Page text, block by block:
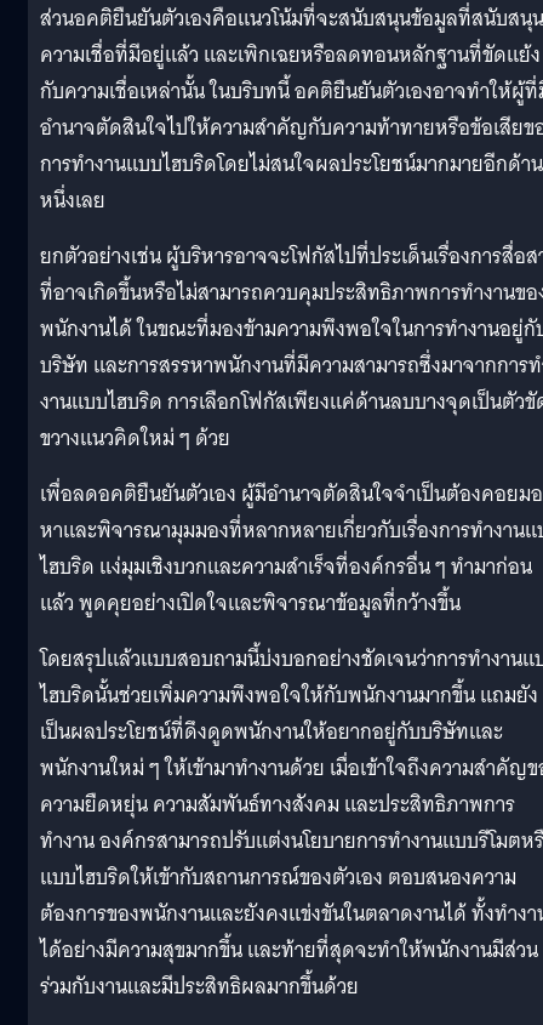
ส่วนอคติยืนยันตัวเองคือแนวโน้มที่จะสนับสนุนข้อมูลที่สนับสนุน
ความเชื่อที่มีอยู่แล้ว และเพิกเฉยหรือลดทอนหลักฐานที่ขัดแย้ง
กับความเชื่อเหล่านั้น ในบริบทนี้ อคติยืนยันตัวเองอาจทำให้ผู้
อำนาจตัดสินใจไปให้ความสำคัญกับความท้าทายหรือข้อเสียข
การทำงานแบบไฮบริดโดยไม่สนใจผลประโยชน์มากมายอีกด้าน
หนึ่งเลย
ยกตัวอย่างเช่น ผู้บริหารอาจจะโฟกัสไปที่ประเด็นเรื่องการสื่อส
ที่อาจเกิดขึ้นหรือไม่สามารถควบคุมประสิทธิภาพการทำงานขอ
พนักงานได้ ในขณะที่มองข้ามความพึงพอใจในการทำงานอยู่กั
บริษัท และการสรรหาพนักงานที่มีความสามารถซึ่งมาจากการ
งานแบบไฮบริด การเลือกโฟกัสเพียงแค่ด้านลบบางจุดเป็นตัว
ขวางแนวคิดใหม่ ๆ ด้วย
เพื่อลดอคติยืนยันตัวเอง ผู้มีอำนาจตัดสินใจจำเป็นต้องคอยม
หาและพิจารณามุมมองที่หลากหลายเกี่ยวกับเรื่องการทำงาน
ไฮบริด แง่มุมเชิงบวกและความสำเร็จที่องค์กรอื่น ๆ ทำมาก่อน
แล้ว พูดคุยอย่างเปิดใจและพิจารณาข้อมูลที่กว้างขึ้น
โดยสรุปแล้วแบบสอบถามนี้บ่งบอกอย่างชัดเจนว่าการทำงานแ
ไฮบริดนั้นช่วยเพิ่มความพึงพอใจให้กับพนักงานมากขึ้น แถมยัง
เป็นผลประโยชน์ที่ดึงดูดพนักงานให้อยากอยู่กับบริษัทและ
พนักงานใหม่ ๆ ให้เข้ามาทำงานด้วย เมื่อเข้าใจถึงความสำคัญ
ความยืดหยุ่น ความสัมพันธ์ทางสังคม และประสิทธิภาพการ
ทำงาน องค์กรสามารถปรับแต่งนโยบายการทำงานแบบรีโมตห
แบบไฮบริดให้เข้ากับสถานการณ์ของตัวเอง ตอบสนองความ
ต้องการของพนักงานและยังคงแข่งขันในตลาดงานได้ ทั้งทำง
ได้อย่างมีความสุขมากขึ้น และท้ายที่สุดจะทำให้พนักงานมีส่วน
ร่วมกับงานและมีประสิทธิผลมากขึ้นด้วย